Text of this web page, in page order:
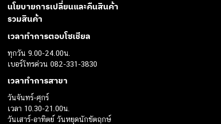
นโยบายการเปลี่ยนและคืนสินค้า
รวมสินค้า
เวลาทำการตอบโซเชียล
ทุกวัน 9.00-24.00น.
เบอร์โทรด่วน 082-331-3830
เวลาทำการสาขา
วันจันทร์-ศุกร์
เวลา 10.30-21.00น.
วันเสาร์-อาทิตย์ วันหยุดนักขัตฤกษ์